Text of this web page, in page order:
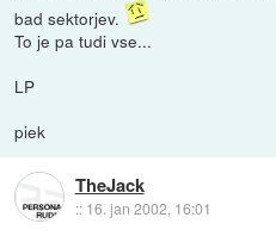
bad sektorjev.
To je pa tudi vse...
LP
piek
TheJack
:: 16. jan 2002, 16:01